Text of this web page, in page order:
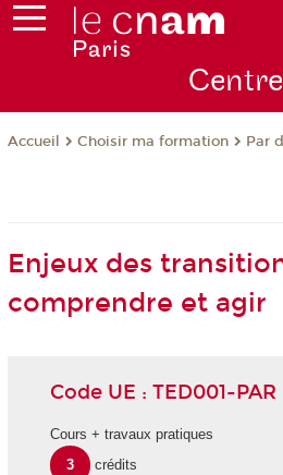
Centre
Accueil Choisir ma formation Par
Enjeux des
comprendre et agir
Code UE : TED001-PAR
Cours + travaux pratiques
3
crédits